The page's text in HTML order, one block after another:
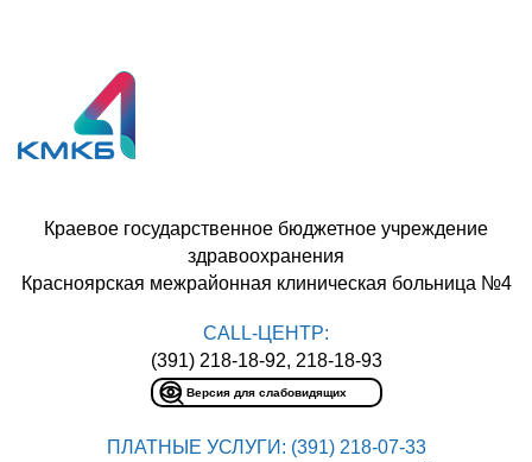
CALL-ЦЕНТР:
(391) 218-18-92, 218-18-93
Версия для слабовидящих
Краевое государственное бюджетное учреждение
здравоохранения
Красноярская межрайонная клиническая больница №4
ПЛАТНЫЕ УСЛУГИ: (391) 218-07-33